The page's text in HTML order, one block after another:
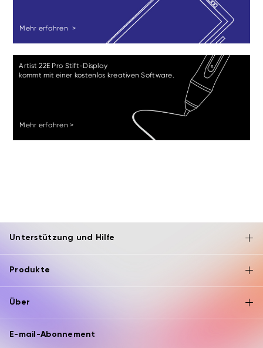
Mehr erfahren >
Artist 22E Pro Stift-Display
kommt mit einer kostenlos kreativen Software.
Mehr erfahren >
Unterstützung und Hilfe
Produkte
Über
E-mail-Abonnement